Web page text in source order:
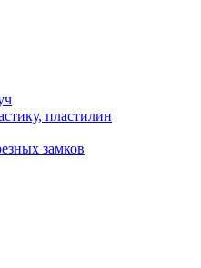
пластилин
замков